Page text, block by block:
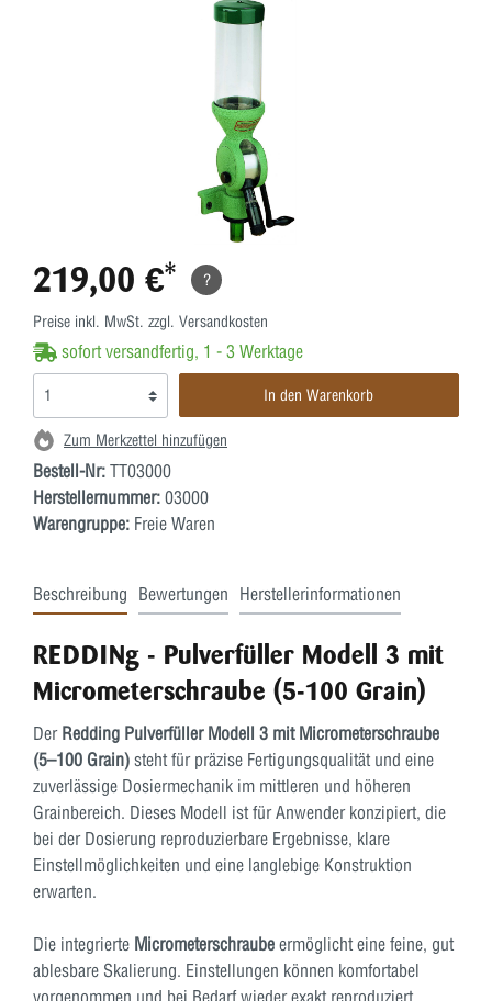
219,00 €* ?
Preise inkl. MwSt. zzgl. Versandkosten
sofort versandfertig, 1 - 3 Werktage
In den Warenkorb
Zum Merkzettel hinzufügen
Bestell-Nr: TT03000
Herstellernummer: 03000
Warengruppe: Freie Waren
Beschreibung Bewertungen Herstellerinformationen
REDDINg - Pulverfüller Modell 3 mit
Micrometerschraube (5-100 Grain)
Der Redding Pulverfüller Modell 3 mit Micrometerschraube
(5–100 Grain) steht für präzise Fertigungsqualität und eine
zuverlässige Dosiermechanik im mittleren und höheren
Grainbereich. Dieses Modell ist für Anwender konzipiert, die
bei der Dosierung reproduzierbare Ergebnisse, klare
Einstellmöglichkeiten und eine langlebige Konstruktion
erwarten.
Die integrierte Micrometerschraube ermöglicht eine feine, gut
ablesbare Skalierung. Einstellungen können komfortabel